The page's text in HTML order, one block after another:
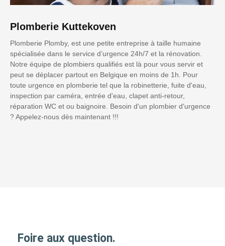
Plomberie Kuttekoven
Plomberie Plomby, est une petite entreprise à taille humaine
spécialisée dans le service d’urgence 24h/7 et la rénovation.
Notre équipe de plombiers qualifiés est là pour vous servir et
peut se déplacer partout en Belgique en moins de 1h. Pour
toute urgence en plomberie tel que la robinetterie, fuite d'eau,
inspection par caméra, entrée d'eau, clapet anti-retour,
réparation WC et ou baignoire. Besoin d'un plombier d'urgence
? Appelez-nous dès maintenant !!!
Foire aux question.